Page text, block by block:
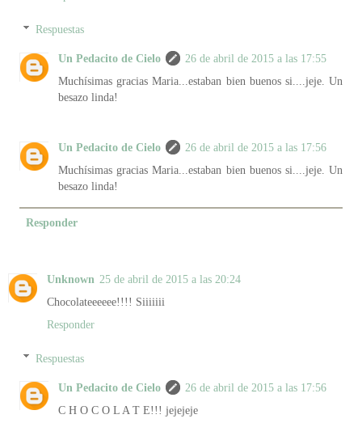
Respuestas
Un Pedacito de Cielo
26 de abril de 2015 a las 17:55
Muchísimas gracias Maria...estaban bien buenos si....jeje. Un
besazo linda!
Un Pedacito de Cielo
26 de abril de 2015 a las 17:56
Muchísimas gracias Maria...estaban bien buenos si....jeje. Un
besazo linda!
Responder
Unknown 25 de abril de 2015 a las 20:24
Chocolateeeeee!!!! Siiiiiii
Responder
Respuestas
Un Pedacito de Cielo
26 de abril de 2015 a las 17:56
C H O C O L A T E!!! jejejeje